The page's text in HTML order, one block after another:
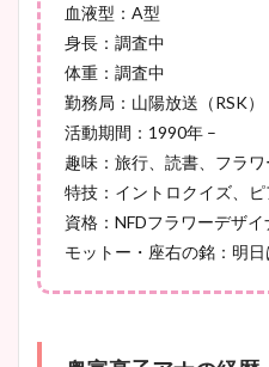
血液型：A型
身長：調査中
体重：調査中
勤務局：山陽放送（RSK）
活動期間：1990年 –
趣味：旅行、読書、フラ
特技：イントロクイズ、
資格：NFDフラワーデザ
モットー・座右の銘：明日